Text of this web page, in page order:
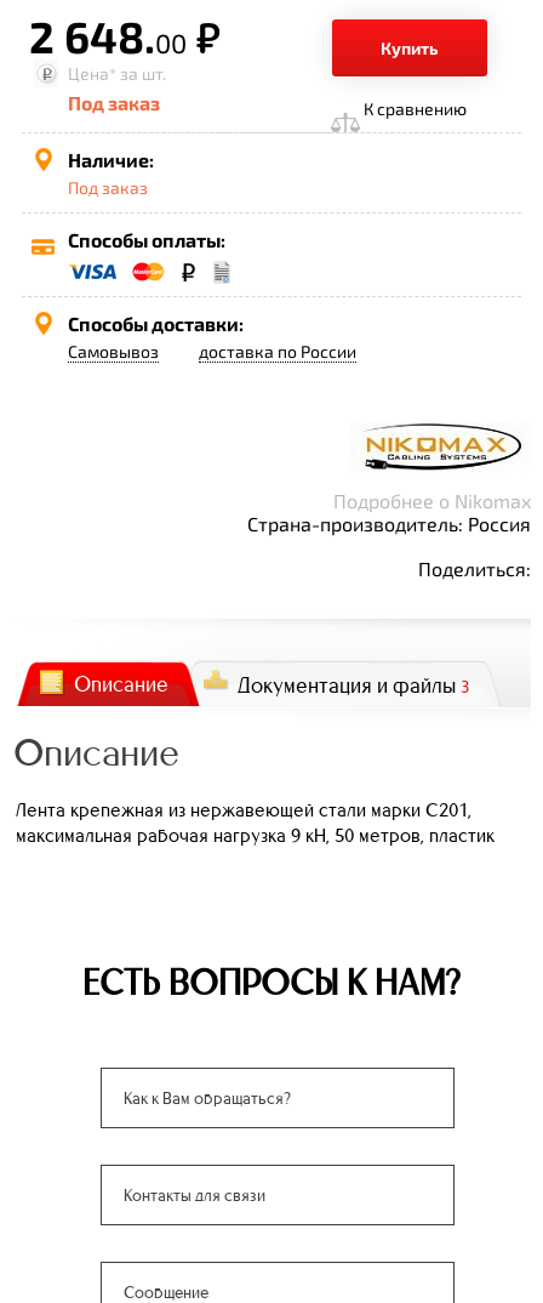
2 648.00 р.
Купить
Цена* за шт.
Под заказ К сравнению
Наличие:
Под заказ
Способы оплаты:
Способы доставки:
Самовывоз доставка по России
Подробнее о Nikomax
Страна-производитель: Россия
Поделиться:
Описание Документация и файлы 3
Описание
Лента крепежная из нержавеющей стали марки С201,
максимальная рабочая нагрузка 9 кН, 50 метров, пластик
ЕСТЬ ВОПРОСЫ К НАМ?